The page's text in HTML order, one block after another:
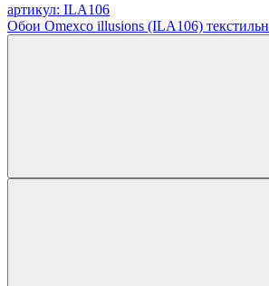
артикул: ILA106
Обои Omexco illusions (ILA106)